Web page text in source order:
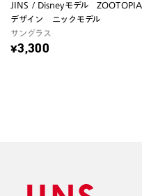
JINS / Disneyモデル ZOOTOPIA
デザイン ニックモデル
サングラス
¥3,300